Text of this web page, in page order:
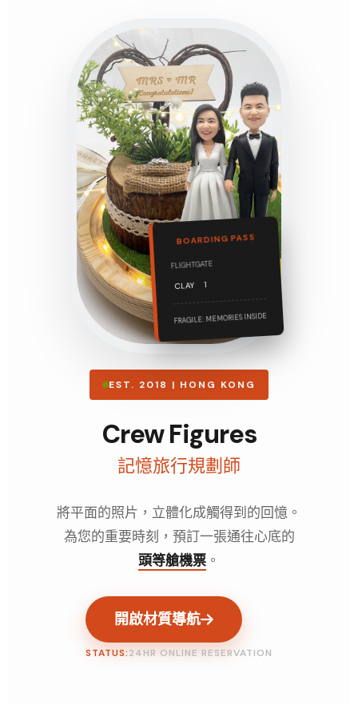
EST. 2018 | HONG KONG
Crew Figures
記憶旅行規劃師
將平面的照片，立體化成觸得到的回憶。
為您的重要時刻，預訂一張通往心底的
頭等艙機票 。
開啟材質導航
STATUS:24HR ONLINE RESERVATION
BOARDING PASS
FLIGHT
CLAY
GATE
1
FRAGILE: MEMORIES INSIDE